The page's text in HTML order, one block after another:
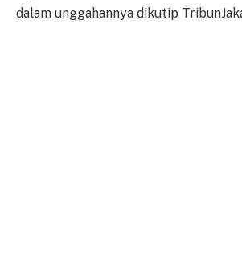
dalam unggahannya dikutip